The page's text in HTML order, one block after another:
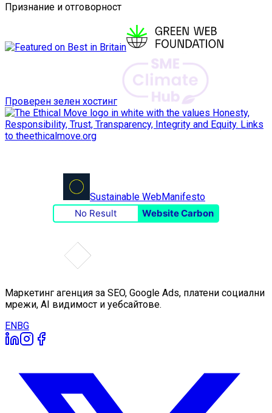
Признание и отговорност
Проверен зелен хостинг
Sustainable WebManifesto
No Result
Website Carbon
Маркетинг агенция за SEO, Google Ads, платени социални
мрежи, AI видимост и уебсайтове.
ENBG